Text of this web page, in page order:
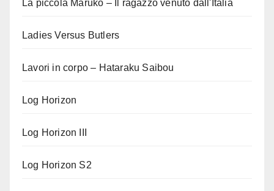
La piccola Maruko – Il ragazzo venuto dall'Italia
Ladies Versus Butlers
Lavori in corpo – Hataraku Saibou
Log Horizon
Log Horizon III
Log Horizon S2